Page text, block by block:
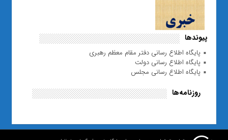
پیوندها
پایگاه اطلاع رسانی دفتر مقام معظم رهبری
پایگاه اطلاع رسانی دولت
پایگاه اطلاع رسانی مجلس
روزنامه‌ها